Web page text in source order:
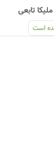
ملیکا تابعی
‌است